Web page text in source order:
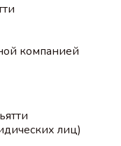
компанией
лиц)